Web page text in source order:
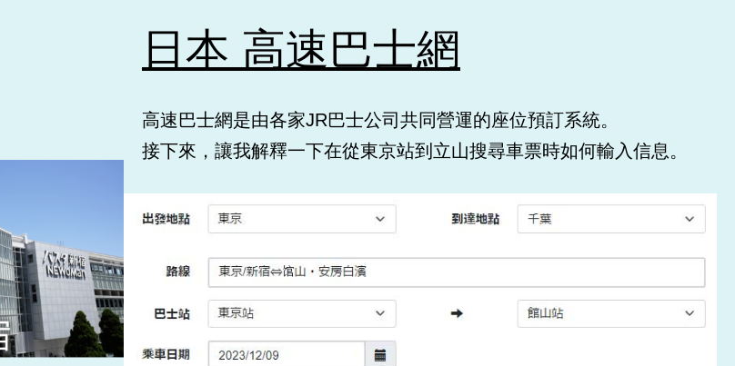
日本 高速巴士網
高速巴士網是由各家JR巴士公司共同營運的座位預訂系統。
接下來，讓我解釋一下在從東京站到立山搜尋車票時如何輸入信息。